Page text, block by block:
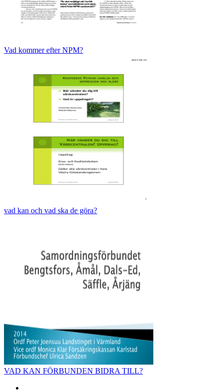
Vad kommer efter NPM?
vad kan och vad ska de göra?
VAD KAN FÖRBUNDEN BIDRA TILL?